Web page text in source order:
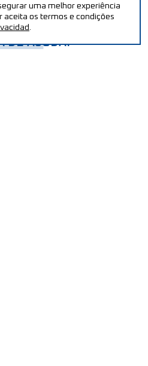
DE AJUDA?
uma melhor experiência
aceita os termos e condições
.